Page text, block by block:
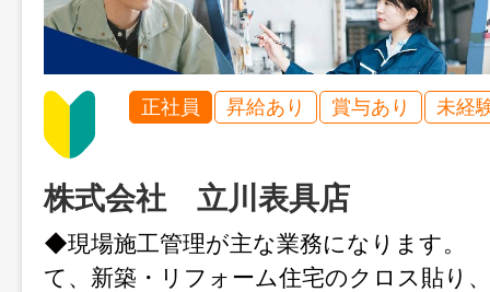
正社員 昇給あり 賞与あり 未経
株式会社 立川表具店
◆現場施工管理が主な業務になります。
て、新築・リフォーム住宅のクロス貼